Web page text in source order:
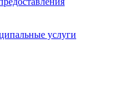
услуги